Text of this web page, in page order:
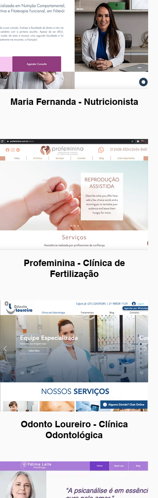
Maria Fernanda - Nutricionista
Profeminina - Clínica de
Fertilização
Odonto Loureiro - Clínica
Odontológica